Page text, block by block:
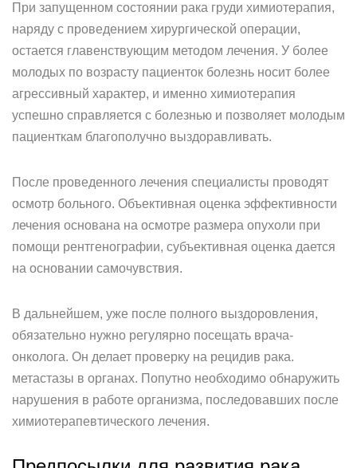
При запущенном состоянии рака груди химиотерапия,
наряду с проведением хирургической операции,
остается главенствующим методом лечения. У более
молодых по возрасту пациенток болезнь носит более
агрессивный характер, и именно химиотерапия
успешно справляется с болезнью и позволяет молодым
пациенткам благополучно выздоравливать.
После проведенного лечения специалисты проводят
осмотр больного. Объективная оценка эффективности
лечения основана на осмотре размера опухоли при
помощи рентгенографии, субъективная оценка дается
на основании самочувствия.
В дальнейшем, уже после полного выздоровления,
обязательно нужно регулярно посещать врача-
онколога. Он делает проверку на рецидив рака.
метастазы в органах. Попутно необходимо обнаружить
нарушения в работе организма, последовавших после
химиотерапевтического лечения.